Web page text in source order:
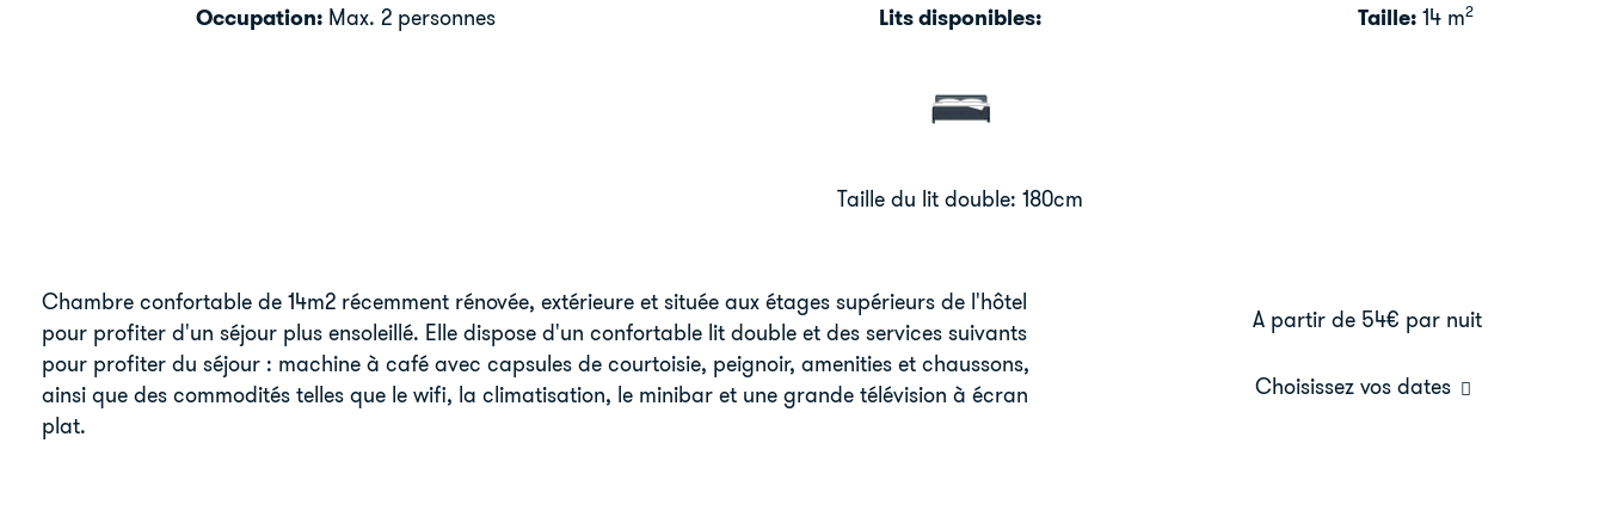
Occupation: Max. 2 personnes Lits disponibles:
Taille du lit double: 180cm
Taille:14 m2
Chambre confortable de 14m2 récemment rénovée, extérieure et située aux étages supérieurs de l'hôtel
pour profiter d'un séjour plus ensoleillé. Elle dispose d'un confortable lit double et des services suivants
pour profiter du séjour : machine à café avec capsules de courtoisie, peignoir, amenities et chaussons,
ainsi que des commodités telles que le wifi, la climatisation, le minibar et une grande télévision à écran
plat.
A partir de 54€ par nuit
Choisissez vos dates